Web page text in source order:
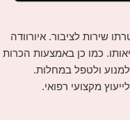
שירות לציבור. איורוודה
כמו כן באמצעות הכרות
ולטפל במחלות.
מקצועי רפואי.